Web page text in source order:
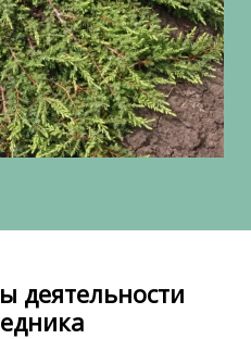
деятельности